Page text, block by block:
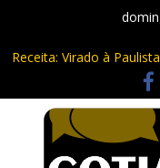
Receita: Virado à
Ladrão de farmácia e
Vargem Grande Paulista
Cine Sustentável traz
para Vargem Grande
WhatsApp vai parar de